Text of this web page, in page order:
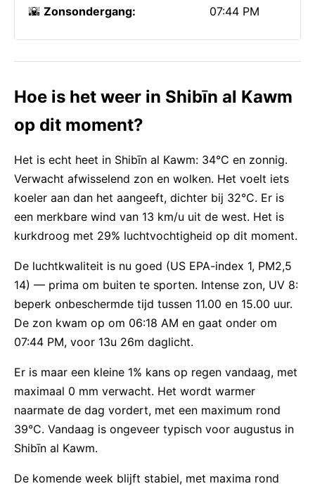
🌇 Zonsondergang: 07:44 PM
Hoe is het weer in Shibīn al Kawm
op dit moment?
Het is echt heet in Shibīn al Kawm: 34°C en zonnig.
Verwacht afwisselend zon en wolken. Het voelt iets
koeler aan dan het aangeeft, dichter bij 32°C. Er is
een merkbare wind van 13 km/u uit de west. Het is
kurkdroog met 29% luchtvochtigheid op dit moment.
De luchtkwaliteit is nu goed (US EPA-index 1, PM2,5
14) — prima om buiten te sporten. Intense zon, UV 8:
beperk onbeschermde tijd tussen 11.00 en 15.00 uur.
De zon kwam op om 06:18 AM en gaat onder om
07:44 PM, voor 13u 26m daglicht.
Er is maar een kleine 1% kans op regen vandaag, met
maximaal 0 mm verwacht. Het wordt warmer
naarmate de dag vordert, met een maximum rond
39°C. Vandaag is ongeveer typisch voor augustus in
Shibīn al Kawm.
De komende week blijft stabiel, met maxima rond